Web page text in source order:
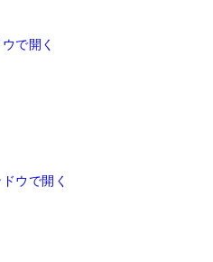
で開く
ウで開く